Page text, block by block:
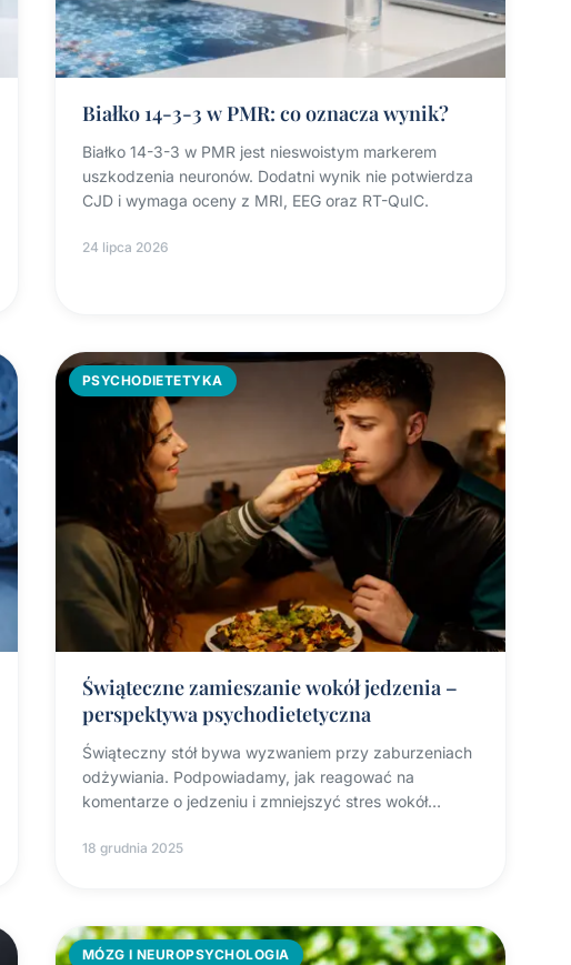
Białko 14-3-3 w PMR: co oznacza wynik?
Białko 14-3-3 w PMR jest nieswoistym markerem
uszkodzenia neuronów. Dodatni wynik nie potwierdza
CJD i wymaga oceny z MRI, EEG oraz RT-QuIC.
24 lipca 2026
PSYCHODIETETYKA
Świąteczne zamieszanie wokół jedzenia –
perspektywa psychodietetyczna
Świąteczny stół bywa wyzwaniem przy zaburzeniach
odżywiania. Podpowiadamy, jak reagować na
komentarze o jedzeniu i zmniejszyć stres wokół
18 grudnia 2025
MÓZG I NEUROPSYCHOLOGIA